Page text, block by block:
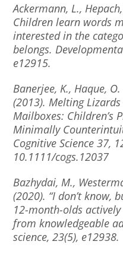
Ackermann, L.,
Children learn words
interested in the
belongs.
e12915.
Banerjee, K., Haque, O.
(2013). Melting
Mailboxes: Children’s
Minimally
Cognitive Science 37,
10.1111/cogs.12037
Bazhydai, M.,
(2020). “I don’t know,
12-month-olds
from knowledgeable
science, 23(5), e12938.